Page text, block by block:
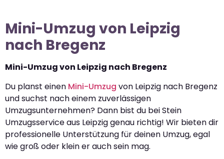
Mini-Umzug von Leipzig
nach Bregenz
Mini-Umzug von Leipzig nach Bregenz
Du planst einen Mini-Umzug von Leipzig nach Bregenz
und suchst nach einem zuverlässigen
Umzugsunternehmen? Dann bist du bei Stein
Umzugsservice aus Leipzig genau richtig! Wir bieten dir
professionelle Unterstützung für deinen Umzug, egal
wie groß oder klein er auch sein mag.